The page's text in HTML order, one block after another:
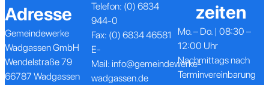
Adresse
Gemeindewerke
Wadgassen GmbH
Wendelstraße 79
66787 Wadgassen
Telefon: (0) 6834
944-0
Fax: (0) 6834 46581
E-
Mail: info@gemeindewerke-
wadgassen.de
zeiten
Mo. – Do. | 08:30 –
12:00 Uhr
Nachmittags nach
Terminvereinbarung